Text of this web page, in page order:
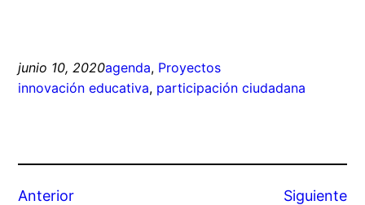
junio 10, 2020agenda, Proyectos
innovación educativa, participación ciudadana
Anterior Siguiente